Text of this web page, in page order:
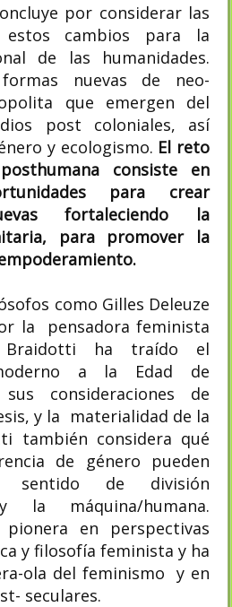
por considerar las
estos cambios para la
de las humanidades.
nuevas de neo-
que emergen del
post coloniales, así
y ecologismo. El reto
consiste en
para crear
fortaleciendo la
para promover la
como Gilles Deleuze
la pensadora feminista
Braidotti ha traído el
a la Edad de
consideraciones de
y la materialidad de la
también considera qué
de género pueden
sentido de división
la máquina/humana.
en perspectivas
y filosofía feminista y ha
ola del feminismo y en
seculares.